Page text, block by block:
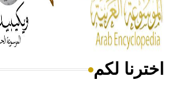
من مادة كربونات الكلسيوم، وهو أحمر
أجود أنواعه، ويمتاز بكبر الحجم ويسمى
هل تعلم أن الأبسيد كلمة فرنسية اللفظ
اخترنا لكم